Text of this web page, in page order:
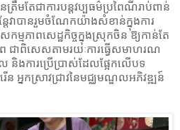
តែជាការបន្តវប្បធម៌ប្រពៃណីរាប់ពាន់
ែវាបានរួមចំណែកយ៉ាងសំខាន់ក្នុងការ
មភាពសេដ្ឋកិច្ចក្នុងស្រុកចិន ឱ្យកាន់តែ
ជាពិសេសតាមរយៈការធ្វើសមាហរណ
ល និងការប្រើប្រាស់ដែលផ្អែកលើបទ
នកស្រាវជ្រាវនៃមជ្ឈមណ្ឌលអភិវឌ្ឍន៍